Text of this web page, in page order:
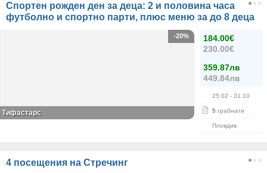
Спортен рожден ден за деца: 2 и половина часа
футболно и спортно парти, плюс меню за до 8 деца
184.00€
230.00€
359.87лв
449.84лв
25.02 - 31.10
5 грабнати
Пловдив
-20%
Тифастарс
4 посещения на Стречинг